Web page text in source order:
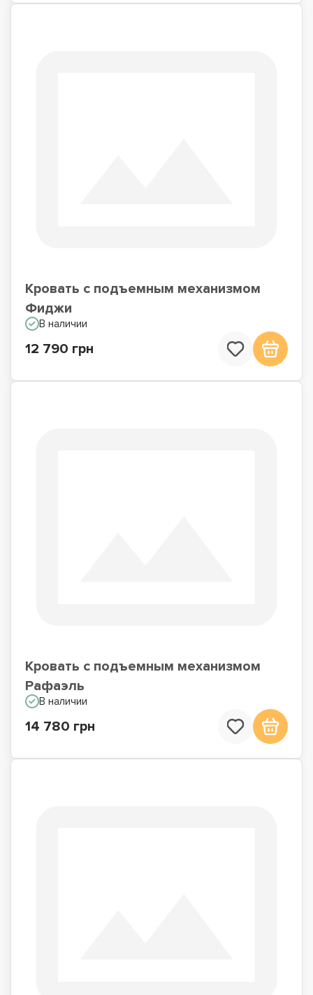
Кровать с подъемным механизмом
Фиджи
В наличии
12 790 грн
Кровать с подъемным механизмом
Рафаэль
В наличии
14 780 грн